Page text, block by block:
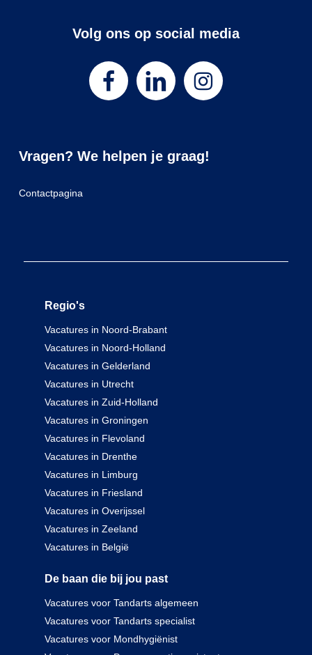
Volg ons op social media
Vragen? We helpen je graag!
Contactpagina
Regio's
Vacatures in Noord-Brabant
Vacatures in Noord-Holland
Vacatures in Gelderland
Vacatures in Utrecht
Vacatures in Zuid-Holland
Vacatures in Groningen
Vacatures in Flevoland
Vacatures in Drenthe
Vacatures in Limburg
Vacatures in Friesland
Vacatures in Overijssel
Vacatures in Zeeland
Vacatures in België
De baan die bij jou past
Vacatures voor Tandarts algemeen
Vacatures voor Tandarts specialist
Vacatures voor Mondhygiënist